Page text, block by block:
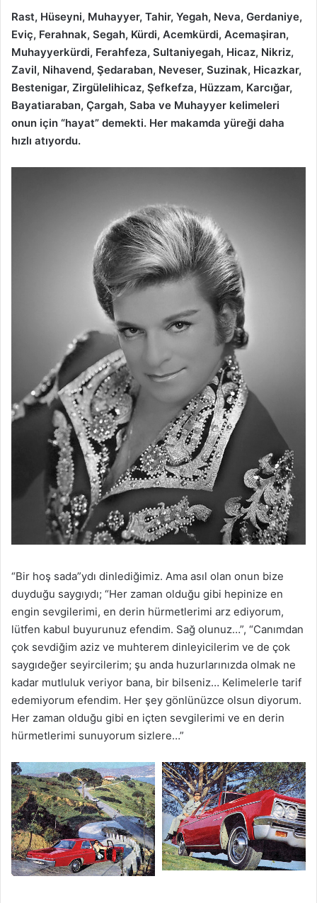
Rast, Hüseyni, Muhayyer, Tahir, Yegah, Neva, Gerdaniye,
Eviç, Ferahnak, Segah, Kürdi, Acemkürdi, Acemaşiran,
Muhayyerkürdi, Ferahfeza, Sultaniyegah, Hicaz, Nikriz,
Zavil, Nihavend, Şedaraban, Neveser, Suzinak, Hicazkar,
Bestenigar, Zirgülelihicaz, Şefkefza, Hüzzam, Karcığar,
Bayatiaraban, Çargah, Saba ve Muhayyer kelimeleri
onun için “hayat” demekti. Her makamda yüreği daha
hızlı atıyordu.
“Bir hoş sada”ydı dinlediğimiz. Ama asıl olan onun bize
duyduğu saygıydı; “Her zaman olduğu gibi hepinize en
engin sevgilerimi, en derin hürmetlerimi arz ediyorum,
lütfen kabul buyurunuz efendim. Sağ olunuz…”, “Canımdan
çok sevdiğim aziz ve muhterem dinleyicilerim ve de çok
saygıdeğer seyircilerim; şu anda huzurlarınızda olmak ne
kadar mutluluk veriyor bana, bir bilseniz… Kelimelerle tarif
edemiyorum efendim. Her şey gönlünüzce olsun diyorum.
Her zaman olduğu gibi en içten sevgilerimi ve en derin
hürmetlerimi sunuyorum sizlere…”